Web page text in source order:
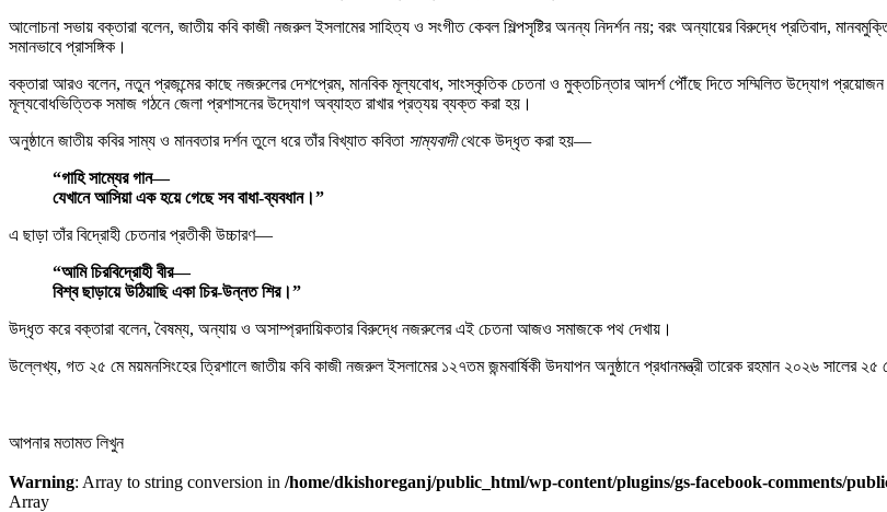
আলোচনা সভায় বক্তারা বলেন, জাতীয় কবি কাজী নজরুল ইসলামের সাহিত্য ও সংগীত কেবল শিল্পসৃষ্টির অনন্য নিদর্শন নয়; বরং অন্যায়ের বিরুদ্ধে প্রতিবাদ,
সমানভাবে প্রাসঙ্গিক।
বক্তারা আরও বলেন, নতুন প্রজন্মের কাছে নজরুলের দেশপ্রেম, মানবিক মূল্যবোধ, সাংস্কৃতিক চেতনা ও মুক্তচিন্তার আদর্শ পৌঁছে দিতে সম্মিলিত উদ্যোগ
মূল্যবোধভিত্তিক সমাজ গঠনে জেলা প্রশাসনের উদ্যোগ অব্যাহত রাখার প্রত্যয় ব্যক্ত করা হয়।
অনুষ্ঠানে জাতীয় কবির সাম্য ও মানবতার দর্শন তুলে ধরে তাঁর বিখ্যাত কবিতা সাম্যবাদীথেকে উদ্ধৃত করা হয়—
“গাহি সাম্যের গান—
যেখানে আসিয়া এক হয়ে গেছে সব বাধা-ব্যবধান।”
এ ছাড়া তাঁর বিদ্রোহী চেতনার প্রতীকী উচ্চারণ—
“আমি চিরবিদ্রোহী বীর—
বিশ্ব ছাড়ায়ে উঠিয়াছি একা চির-উন্নত শির।”
উদ্ধৃত করে বক্তারা বলেন, বৈষম্য, অন্যায় ও অসাম্প্রদায়িকতার বিরুদ্ধে নজরুলের এই চেতনা আজও সমাজকে পথ দেখায়।
উল্লেখ্য, গত ২৫ মে ময়মনসিংহের ত্রিশালে জাতীয় কবি কাজী নজরুল ইসলামের ১২৭তম জন্মবার্ষিকী উদযাপন অনুষ্ঠানে প্রধানমন্ত্রী তারেক রহমান ২০২৬ সালের
আপনার মতামত লিখুন
Warning: Array to string conversion in /home/dkishoreganj/public_html/wp-content/plugins/gs-facebook-comments/
Array